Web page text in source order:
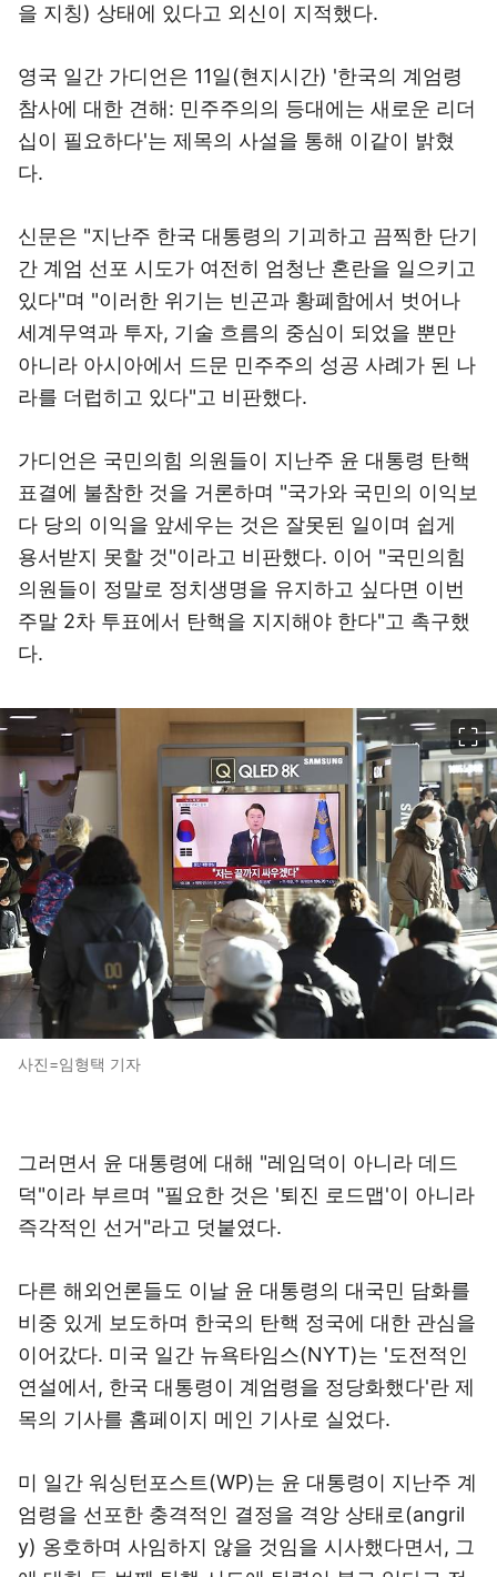
을 지칭) 상태에 있다고 외신이 지적했다.
영국 일간 가디언은 11일(현지시간) '한국의 계엄령
참사에 대한 견해: 민주주의의 등대에는 새로운 리더
십이 필요하다'는 제목의 사설을 통해 이같이 밝혔
다.
신문은 "지난주 한국 대통령의 기괴하고 끔찍한 단기
간 계엄 선포 시도가 여전히 엄청난 혼란을 일으키고
있다"며 "이러한 위기는 빈곤과 황폐함에서 벗어나
세계무역과 투자, 기술 흐름의 중심이 되었을 뿐만
아니라 아시아에서 드문 민주주의 성공 사례가 된 나
라를 더럽히고 있다"고 비판했다.
가디언은 국민의힘 의원들이 지난주 윤 대통령 탄핵
표결에 불참한 것을 거론하며 "국가와 국민의 이익보
다 당의 이익을 앞세우는 것은 잘못된 일이며 쉽게
용서받지 못할 것"이라고 비판했다. 이어 "국민의힘
의원들이 정말로 정치생명을 유지하고 싶다면 이번
주말 2차 투표에서 탄핵을 지지해야 한다"고 촉구했
다.
사진=임형택 기자
그러면서 윤 대통령에 대해 "레임덕이 아니라 데드
덕"이라 부르며 "필요한 것은 '퇴진 로드맵'이 아니라
즉각적인 선거"라고 덧붙였다.
다른 해외언론들도 이날 윤 대통령의 대국민 담화를
비중 있게 보도하며 한국의 탄핵 정국에 대한 관심을
이어갔다. 미국 일간 뉴욕타임스(NYT)는 '도전적인
연설에서, 한국 대통령이 계엄령을 정당화했다'란 제
목의 기사를 홈페이지 메인 기사로 실었다.
미 일간 워싱턴포스트(WP)는 윤 대통령이 지난주 계
엄령을 선포한 충격적인 결정을 격앙 상태로(angril
y) 옹호하며 사임하지 않을 것임을 시사했다면서, 그